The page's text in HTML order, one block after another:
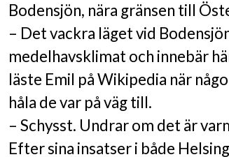
Bodensjön, nära gränsen till
– Det vackra läget vid
medelhavsklimat och innebär
läste Emil på Wikipedia när
håla de var på väg till.
– Schysst. Undrar om det är
Efter sina insatser i både